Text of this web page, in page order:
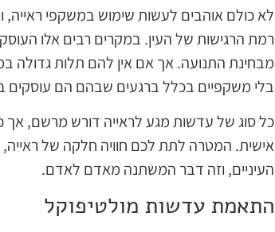
לא כולם אוהבים לעשות שימוש במשקפי
רמת הרגישות של העין. במקרים רבים אלו
מבחינת התנועה. אך אם אין להם תלות גדולה
בלי משקפיים בכלל ברגעים שבהם הם עוסקים
כל סוג של עדשות מגע לראייה דורש מרשם,
אישית. המטרה לתת לכם חוויה חלקה של ראייה,
העיניים, וזה דבר המשתנה מאדם לאדם.
התאמת עדשות מולטיפוקל